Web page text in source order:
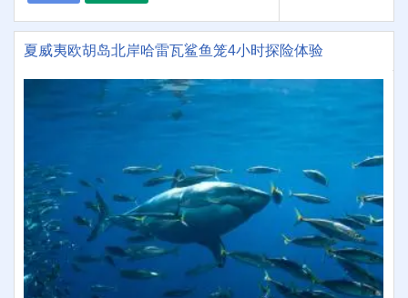
夏威夷欧胡岛北岸哈雷瓦鲨鱼笼4小时探险体验